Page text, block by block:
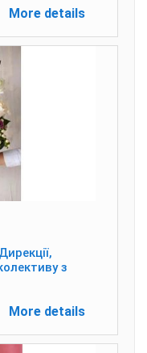
More details
з
More details